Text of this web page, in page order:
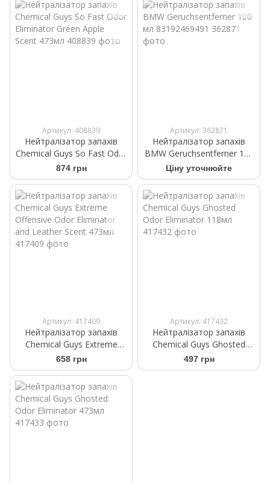
Артикул: 408839
Нейтралізатор запахів
Chemical Guys So Fast Odor
Eliminator Green Apple
Scent 473мл
874 грн
Артикул: 362871
Нейтралізатор запахів
BMW Geruchsentferner 100
мл 83192469491
Ціну уточнюйте
Артикул: 417409
Нейтралізатор запахів
Chemical Guys Extreme
Offensive Odor Eliminator
and Leather Scent 473мл
658 грн
Артикул: 417432
Нейтралізатор запахів
Chemical Guys Ghosted
Odor Eliminator 118мл
497 грн